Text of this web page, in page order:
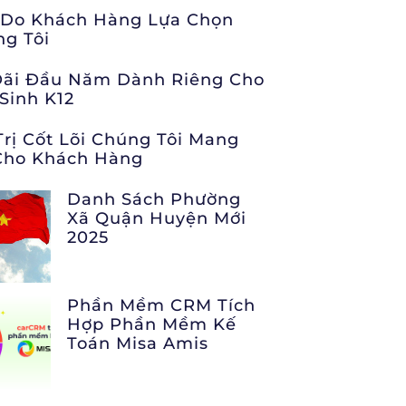
Khách Hàng Lựa Chọn
Tôi
Đầu Năm Dành Riêng Cho
K12
Cốt Lõi Chúng Tôi Mang
Khách Hàng
Danh Sách Phường
Xã Quận Huyện Mới
2025
Phần Mềm CRM Tích
Hợp Phần Mềm Kế
Toán Misa Amis